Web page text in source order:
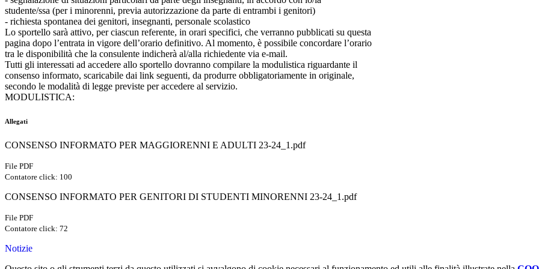
studente/ssa (per i minorenni, previa autorizzazione da parte di entrambi i genitori)
- richiesta spontanea dei genitori, insegnanti, personale scolastico
Lo sportello sarà attivo, per ciascun referente, in orari specifici, che verranno pubblicati su questa
pagina dopo l’entrata in vigore dell’orario definitivo. Al momento, è possibile concordare l’orario
tra le disponibilità che la consulente indicherà al/alla richiedente via e-mail.
Tutti gli interessati ad accedere allo sportello dovranno compilare la modulistica riguardante il
consenso informato, scaricabile dai link seguenti, da produrre obbligatoriamente in originale,
secondo le modalità di legge previste per accedere al servizio.
MODULISTICA:
Allegati
CONSENSO INFORMATO PER MAGGIORENNI E ADULTI 23-24_1.pdf
File PDF
Contatore click: 100
CONSENSO INFORMATO PER GENITORI DI STUDENTI MINORENNI 23-24_1.pdf
File PDF
Contatore click: 72
Notizie